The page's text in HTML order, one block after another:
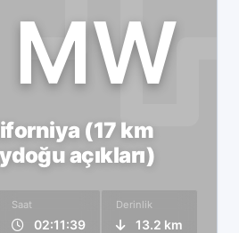
MW
(17 km
açıkları)
Saat
02:11:39
Derinlik
13.2 km